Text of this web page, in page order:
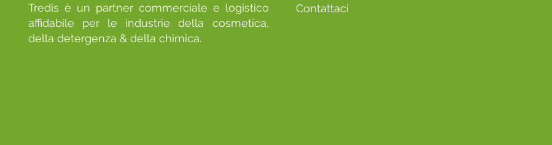
Tredis è un partner commerciale e logistico
affidabile per le industrie della cosmetica,
della detergenza & della chimica.
Contattaci